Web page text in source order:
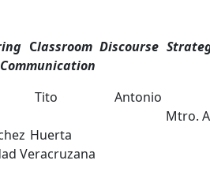
Classroom Discourse
Tito Antonio
Mtro.
Sánchez
Veracruzana